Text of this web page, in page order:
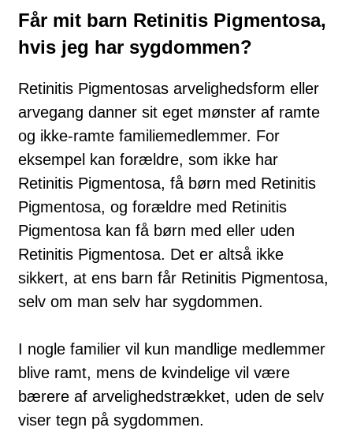
Får mit barn Retinitis Pigmentosa,
hvis jeg har sygdommen?
Retinitis Pigmentosas arvelighedsform eller
arvegang danner sit eget mønster af ramte
og ikke-ramte familiemedlemmer. For
eksempel kan forældre, som ikke har
Retinitis Pigmentosa, få børn med Retinitis
Pigmentosa, og forældre med Retinitis
Pigmentosa kan få børn med eller uden
Retinitis Pigmentosa. Det er altså ikke
sikkert, at ens barn får Retinitis Pigmentosa,
selv om man selv har sygdommen.
I nogle familier vil kun mandlige medlemmer
blive ramt, mens de kvindelige vil være
bærere af ar­velighedstrækket, uden de selv
viser tegn på sygdommen.